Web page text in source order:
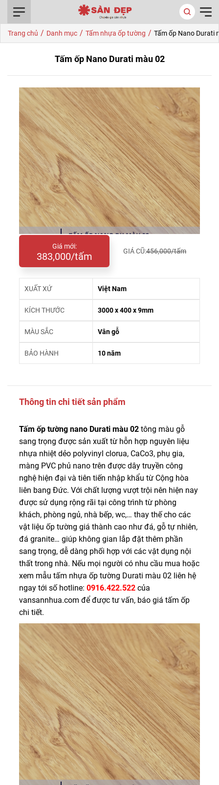
Trang chủ / Danh mục / Tấm nhựa ốp tường / Tấm ốp Nano Durati
Tấm ốp Nano Durati màu 02
Giá mới:
383,000/tấm GIÁ CŨ:456,000/tấm
XUẤT XỨ Việt Nam
KÍCH THƯỚC 3000 x 400 x 9mm
MÀU SẮC Vân gỗ
BẢO HÀNH 10 năm
Thông tin chi tiết sản phẩm
Tấm ốp tường nano Durati màu 02 tông màu gỗ
sang trọng được sản xuất từ hỗn hợp nguyên liệu
nhựa nhiệt dẻo polyvinyl clorua, CaCo3, phụ gia,
màng PVC phủ nano trên được dây truyền công
nghệ hiện đại và tiên tiến nhập khẩu từ Cộng hòa
liên bang Đức. Với chất lượng vượt trội nên hiện nay
được sử dụng rộng rãi tại công trình từ phòng
khách, phòng ngủ, nhà bếp, wc,… thay thế cho các
vật liệu ốp tường giá thành cao như đá, gỗ tự nhiên,
đá granite… giúp không gian lắp đặt thêm phần
sang trọng, dễ dàng phối hợp với các vật dụng nội
thất trong nhà. Nếu mọi người có nhu cầu mua hoặc
xem mẫu tấm nhựa ốp tường Durati màu 02 liên hệ
ngay tới số hotline: 0916.422.522 của
vansannhua.com để được tư vấn, báo giá tấm ốp
chi tiết.